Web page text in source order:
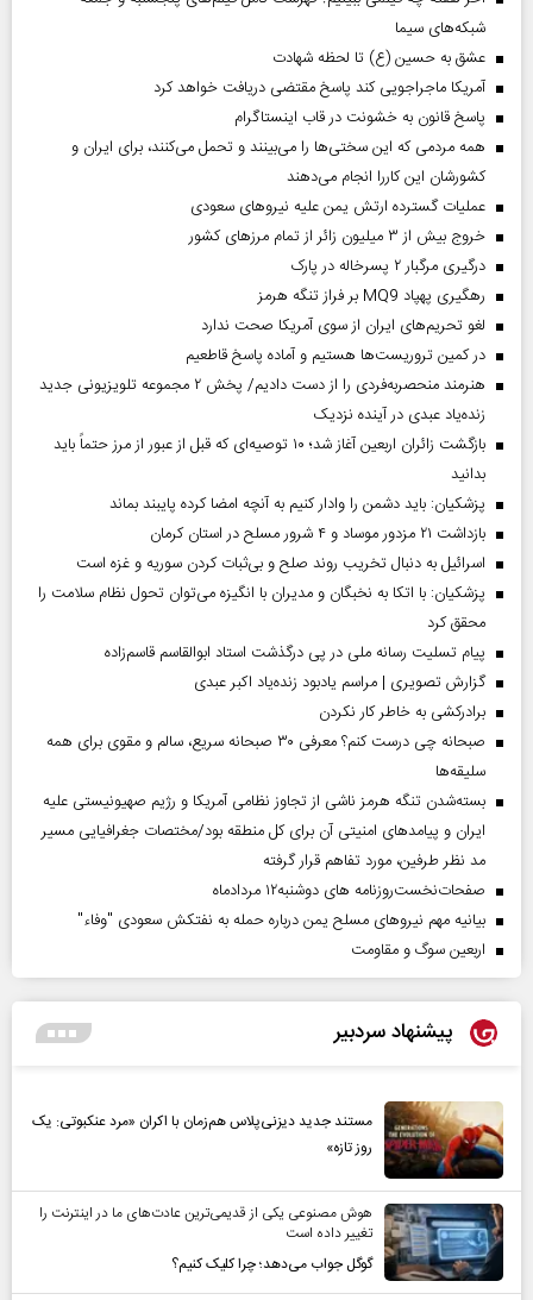
شبکه‌های سیما
عشق به حسین (ع) تا لحظه شهادت
آمریکا ماجراجویی کند پاسخ مقتضی دریافت خواهد کرد
پاسخ قانون به خشونت در قاب اینستاگرام
همه مردمی که این سختی‌ها را می‌بینند و تحمل می‌کنند، برای ایران و
کشورشان این کاررا انجام می‌دهند
عملیات گسترده ارتش یمن علیه نیروهای سعودی
خروج بیش از ۳ میلیون زائر از تمام مرز‌های کشور
درگیری مرگبار ۲ پسرخاله در پارک
رهگیری پهپاد MQ9 بر فراز تنگه هرمز
لغو تحریم‌های ایران از سوی آمریکا صحت ندارد
در کمین تروریست‌ها هستیم و آماده پاسخ قاطعیم
هنرمند منحصر‌به‌فردی را از دست دادیم/ پخش ۲ مجموعه تلویزیونی جدید
زنده‌یاد عبدی در آینده نزدیک
بازگشت زائران اربعین آغاز شد؛ ۱۰ توصیه‌ای که قبل از عبور از مرز حتماً باید
بدانید
پزشکیان: باید دشمن را وادار کنیم به آنچه امضا کرده پایبند بماند
بازداشت ۲۱ مزدور موساد و ۴ شرور مسلح در استان کرمان
اسرائیل به دنبال تخریب روند صلح و بی‌ثبات کردن سوریه و غزه است
پزشکیان: با اتکا به نخبگان و مدیران با انگیزه می‌توان تحول نظام سلامت را
محقق کرد
پیام تسلیت رسانه ملی در پی درگذشت استاد ابوالقاسم قاسم‌زاده
گزارش تصویری | مراسم یادبود زنده‌یاد اکبر عبدی
برادرکشی به خاطر کار نکردن
صبحانه چی درست کنم؟ معرفی ۳۰ صبحانه سریع، سالم و مقوی برای همه
سلیقه‌ها
بسته‌شدن تنگه هرمز ناشی از تجاوز نظامی آمریکا و رژیم صهیونیستی علیه
ایران و پیامد‌های امنیتی آن برای کل منطقه بود/مختصات جغرافیایی مسیر
مد نظر طرفین، مورد تفاهم قرار گرفته
صفحات‌نخست‌روزنامه ها‌ی دوشنبه‌۱۲ مردادماه
بیانیه مهم نیروهای مسلح یمن درباره حمله به نفتکش سعودی "وفاء"
اربعین سوگ و مقاومت
پیشنهاد سردبیر
مستند جدید دیزنی‌پلاس هم‌زمان با اکران «مرد عنکبوتی: یک
روز تازه»
هوش مصنوعی یکی از قدیمی‌ترین عادت‌های ما در اینترنت را
تغییر داده است
گوگل جواب می‌دهد؛ چرا کلیک کنیم؟